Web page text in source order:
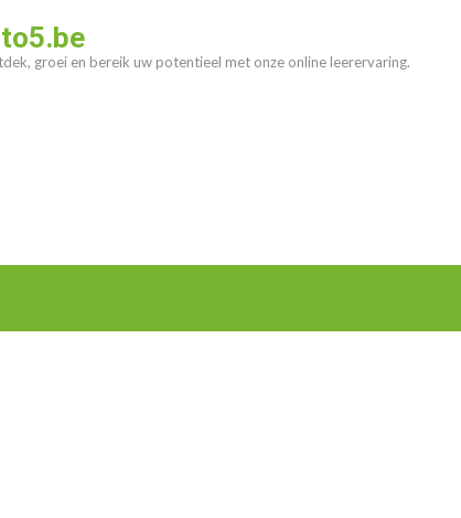
groei en bereik uw potentieel met onze online leerervaring.